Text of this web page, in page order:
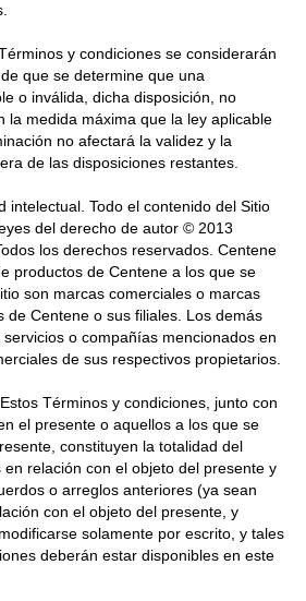
y condiciones se considerarán
que se determine que una
o inválida, dicha disposición, no
la medida máxima que la ley aplicable
no afectará la validez y la
de las disposiciones restantes.
intelectual. Todo el contenido del Sitio
del derecho de autor © 2013
los derechos reservados. Centene
productos de Centene a los que se
son marcas comerciales o marcas
de Centene o sus filiales. Los demás
o compañías mencionados en
de sus respectivos propietarios.
Términos y condiciones, junto con
el presente o aquellos a los que se
constituyen la totalidad del
relación con el objeto del presente y
o arreglos anteriores (ya sean
con el objeto del presente, y
solamente por escrito, y tales
deberán estar disponibles en este